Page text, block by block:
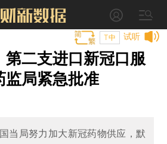
试听
T中
第二支进口新冠口服
监局紧急批准
当局努力加大新冠药物供应，默